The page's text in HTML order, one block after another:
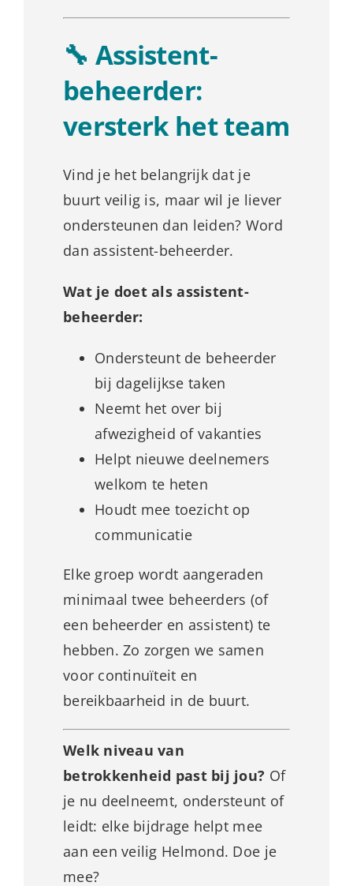
🔧 Assistent-
beheerder:
versterk het team
Vind je het belangrijk dat je
buurt veilig is, maar wil je liever
ondersteunen dan leiden? Word
dan assistent-beheerder.
Wat je doet als assistent-
beheerder:
Ondersteunt de beheerder
bij dagelijkse taken
Neemt het over bij
afwezigheid of vakanties
Helpt nieuwe deelnemers
welkom te heten
Houdt mee toezicht op
communicatie
Elke groep wordt aangeraden
minimaal twee beheerders (of
een beheerder en assistent) te
hebben. Zo zorgen we samen
voor continuïteit en
bereikbaarheid in de buurt.
Welk niveau van
betrokkenheid past bij jou? Of
je nu deelneemt, ondersteunt of
leidt: elke bijdrage helpt mee
aan een veilig Helmond. Doe je
mee?